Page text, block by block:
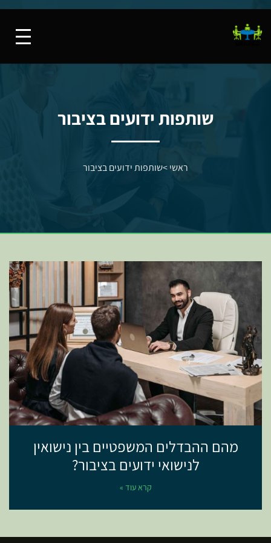
שותפות ידועים בציבור
ראשי>שותפות ידועים בציבור
מהם ההבדלים המשפטיים בין נישואין
לנישואי ידועים בציבור?
קרא עוד »